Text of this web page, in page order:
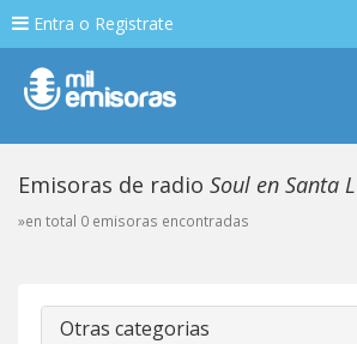
Entra o Registrate
Emisoras de radio Soul en Santa
»en total 0 emisoras encontradas
Otras categorias